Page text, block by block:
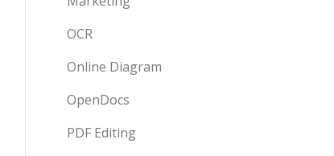
OCR
Online Diagram
OpenDocs
PDF Editing